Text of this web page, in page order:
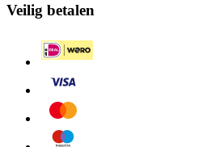
Veilig betalen